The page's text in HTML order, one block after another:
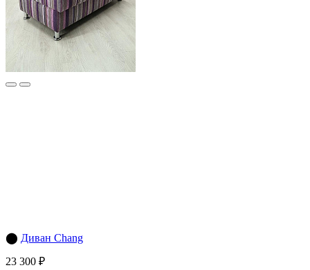
⬤ Диван Chang
23 300 ₽